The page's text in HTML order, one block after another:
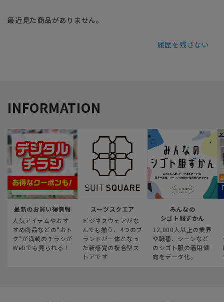
最近見た商品がありません。
履歴を残さない
INFORMATION
最新のお買い得情報
人気アイテムやおす
すめ商品などの“おト
ク“が満載のチラシが
Webでも見られる！
スーツスクエア
ビジネスウェアがな
んでも揃う、4つのブ
ランドが一体となっ
た新感覚の複合型ス
トアです
みんなの
シゴト服ずかん
12,000人以上の業界
や職種、シーンなど
のシゴト服の着用傾
向をデータ化。